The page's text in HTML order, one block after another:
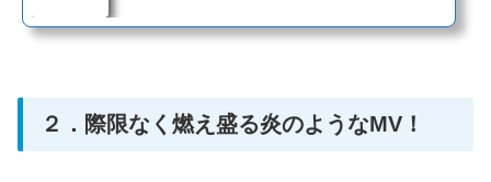
２．際限なく燃え盛る炎のようなMV！